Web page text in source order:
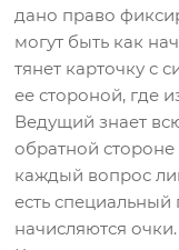
дано право
могут быть как
тянет карточку с
ее стороной, где
Ведущий знает
обратной
каждый вопрос
есть
начисляются очки.